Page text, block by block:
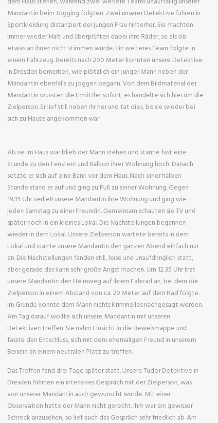
Mandantin beim Jogging folgten. Zwei unserer Detektive fuhren in
Sportkleidung distanziert der jungen Frau hinterher. Sie machten
immer wieder Halt und überprüften dabei ihre Räder, so als ob
etwas an ihnen nicht stimmen würde. Ein weiteres Team folgte in
einem Fahrzeug. Bereits nach 200 Meter konnten unsere Detektive
in Dresden bemerken, wie plötzlich ein junger Mann neben der
Mandantin ebenfalls zu joggen begann. Von dem Bildmaterial der
Mandantin wussten die Ermittler sofort, es handelte sich hier um die
Zielperson. Er lief still neben ihr her und tat dies, bis sie wieder bei
sich zu Hause angekommen war.
Als sie im Haus war blieb der Mann stehen und starrte fast eine
Stunde zu den Fenstern und Balkon ihrer Wohnung hoch. Danach
setzte er sich auf eine Bank vor dem Haus. Nach einer halben
Stunde stand er auf und ging zu Fuß zu seiner Wohnung. Gegen
19:15 Uhr verließ unsere Mandantin ihre Wohnung und ging wie
jeden Samstag zu einer Freundin. Gemeinsam schauten sie TV und
später noch in ein kleines Lokal. Die Nachstellungen begannen
wieder in dem Lokal. Unsere Zielperson wartete bereits in dem
Lokal und starrte unsere Mandantin den ganzen Abend einfach nur
an. Die Nachstellungen fanden still, leise und unaufdringlich statt,
aber gerade das kann sehr große Angst machen. Um 12:35 Uhr trat
unsere Mandantin den Heimweg auf ihrem Fahrrad an, bei dem die
Zielperson in einem Abstand von ca. 20 Meter auf dem Rad folgte.
Im Grunde konnte dem Mann nichts Kriminelles nachgesagt werden.
Am Tag darauf wollte sich unsere Mandantin mit unseren
Detektiven treffen. Sie nahm Einsicht in die Beweismappe und
fasste den Entschluss, sich mit dem ehemaligen Freund in unserem
Beisein an einem neutralen Platz zu treffen.
Das Treffen fand drei Tage später statt. Unsere Tudor Detektive in
Dresden führten ein intensives Gespräch mit der Zielperson, was
von unserer Mandantin auch gewünscht wurde. Mit einer
Observation hatte der Mann nicht gerecht. Ihm war ein gewisser
Schreck anzusehen, so lief auch das Gespräch sehr friedlich ab. Am